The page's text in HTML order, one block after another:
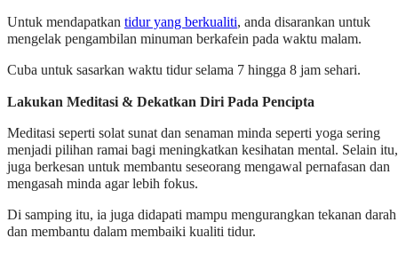
Untuk mendapatkan tidur yang berkualiti, anda disarankan untuk
mengelak pengambilan minuman berkafein pada waktu malam.
Cuba untuk sasarkan waktu tidur selama 7 hingga 8 jam sehari.
Lakukan Meditasi & Dekatkan Diri Pada Pencipta
Meditasi seperti solat sunat dan senaman minda seperti yoga sering
menjadi pilihan ramai bagi meningkatkan kesihatan mental. Selain
juga berkesan untuk membantu seseorang mengawal pernafasan dan
mengasah minda agar lebih fokus.
Di samping itu, ia juga didapati mampu mengurangkan tekanan darah
dan membantu dalam membaiki kualiti tidur.